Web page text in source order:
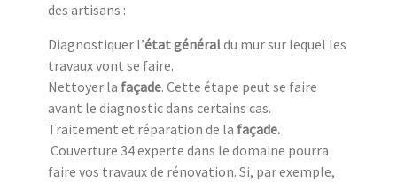
des artisans :
Diagnostiquer l’état généraldu mur sur lequel les
travaux vont se faire.
Nettoyer la façade. Cette étape peut se faire
avant le diagnostic dans certains cas.
Traitement et réparation de la façade.
Couverture 34 experte dans le domaine pourra
faire vos travaux de rénovation. Si, par exemple,